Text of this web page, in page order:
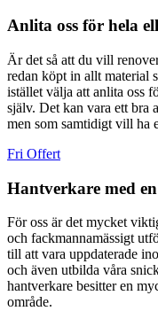
Anlita oss för hela
Är det så att du vill
redan köpt in allt material
istället välja att anlita oss
själv. Det kan vara ett bra
men som samtidigt vill ha
Fri Offert
Hantverkare med
För oss är det mycket
och fackmannamässigt
till att vara uppdaterade
och även utbilda våra
hantverkare besitter en
område.